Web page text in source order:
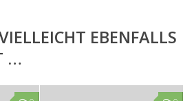
EBENFALLS
…